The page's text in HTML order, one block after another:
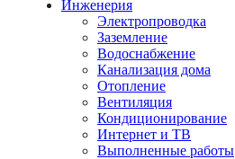
Инженерия
Электропроводка
Заземление
Водоснабжение
Канализация дома
Отопление
Вентиляция
Кондиционирование
Интернет и ТВ
Выполненные работы